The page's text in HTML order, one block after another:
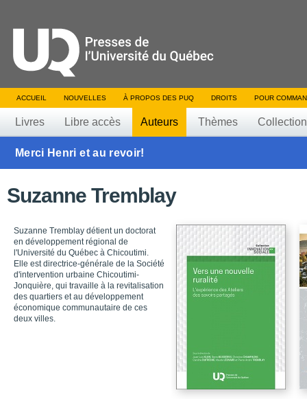
ACCUEIL NOUVELLES À PROPOS DES PUQ DROITS POUR
Livres Libre accès Auteurs Thèmes
Merci Henri et au revoir!
Suzanne Tremblay
Suzanne Tremblay détient un doctorat
en développement régional de
l'Université du Québec à Chicoutimi.
Elle est directrice-générale de la Société
d'intervention urbaine Chicoutimi-
Jonquière, qui travaille à la revitalisation
des quartiers et au développement
économique communautaire de ces
deux villes.